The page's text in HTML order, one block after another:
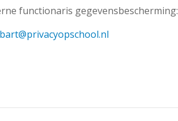
functionaris gegevensbescherming:
bart@privacyopschool.nl